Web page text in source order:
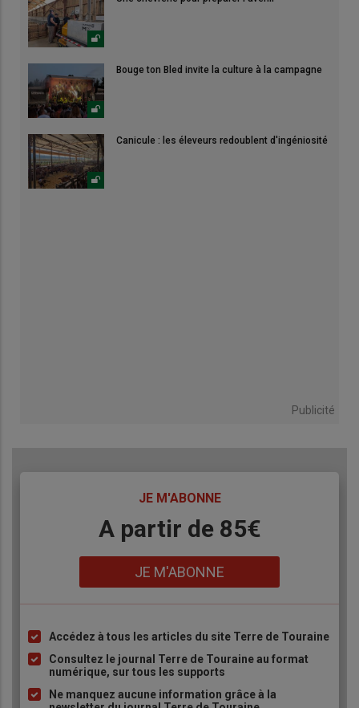
Bouge ton Bled invite la culture à la campagne
Canicule : les éleveurs redoublent d'ingéniosité
Publicité
JE M'ABONNE
A partir de 85€
JE M'ABONNE
Liste
à
puce
Accédez à tous les articles du site Terre de Touraine
Consultez le journal Terre de Touraine au format
numérique, sur tous les supports
Ne manquez aucune information grâce à la